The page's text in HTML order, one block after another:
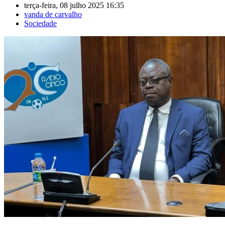
terça-feira, 08 julho 2025 16:35
vanda de carvalho
Sociedade